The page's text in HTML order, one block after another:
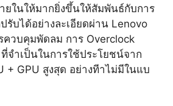
ยในให้มากยิ่งขึ้นให้สัมพันธ์กับการ
รับได้อย่างละเอียดผ่าน Lenovo
ควบคุมพัดลม การ Overclock
ำเป็นในการใช้ประโยชน์จาก
+ GPU สูงสุด อย่างทีาไม่มีในแบ